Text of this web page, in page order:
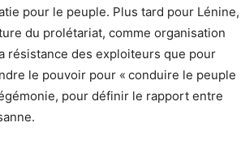
pour le peuple. Plus tard pour Lénine,
du prolétariat, comme organisation
résistance des exploiteurs que pour
le pouvoir pour « conduire le peuple
pour définir le rapport entre